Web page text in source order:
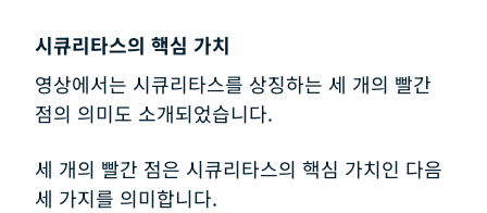
시큐리타스의 핵심 가치
영상에서는 시큐리타스를 상징하는 세 개의 빨간
점의 의미도 소개되었습니다.
세 개의 빨간 점은 시큐리타스의 핵심 가치인 다음
세 가지를 의미합니다.